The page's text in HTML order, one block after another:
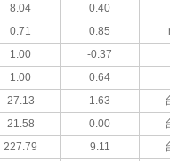
8.04 0.40
0.71 0.85
1.00 -0.37
1.00 0.64
27.13 1.63
21.58 0.00
227.79 9.11